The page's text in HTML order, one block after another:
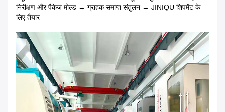
निरीक्षण और पैकेज मोल्ड → ग्राहक समाप्त संतुलन → JINIQU शिपमेंट के
लिए तैयार